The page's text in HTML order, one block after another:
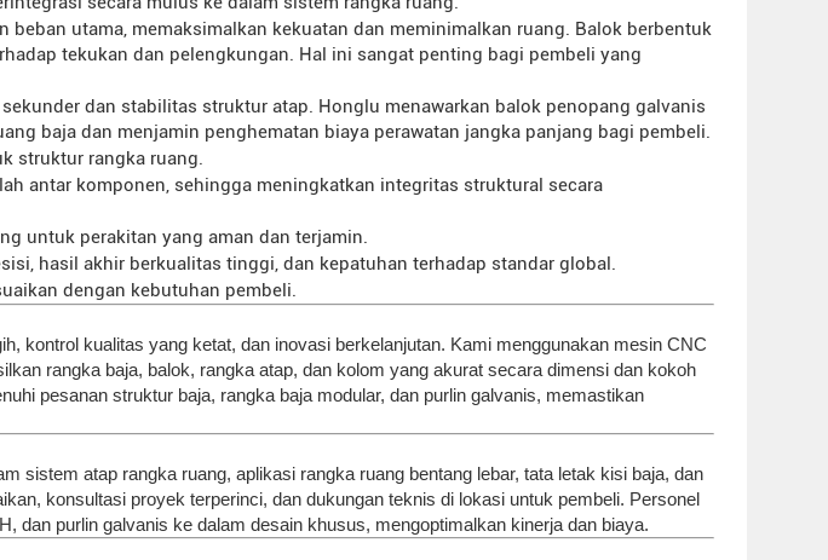
utama, memaksimalkan kekuatan dan meminimalkan ruang. Balok berbentuk
tekukan dan pelengkungan. Hal ini sangat penting bagi pembeli yang
dan stabilitas struktur atap. Honglu menawarkan balok penopang galvanis
baja dan menjamin penghematan biaya perawatan jangka panjang bagi pembeli.
struktur rangka ruang.
antar komponen, sehingga meningkatkan integritas struktural secara
untuk perakitan yang aman dan terjamin.
hasil akhir berkualitas tinggi, dan kepatuhan terhadap standar global.
dengan kebutuhan pembeli.
kontrol kualitas yang ketat, dan inovasi berkelanjutan. Kami menggunakan mesin CNC
rangka baja, balok, rangka atap, dan kolom yang akurat secara dimensi dan kokoh
pesanan struktur baja, rangka baja modular, dan purlin galvanis, memastikan
sistem atap rangka ruang, aplikasi rangka ruang bentang lebar, tata letak kisi baja, dan
konsultasi proyek terperinci, dan dukungan teknis di lokasi untuk pembeli. Personel
dan purlin galvanis ke dalam desain khusus, mengoptimalkan kinerja dan biaya.